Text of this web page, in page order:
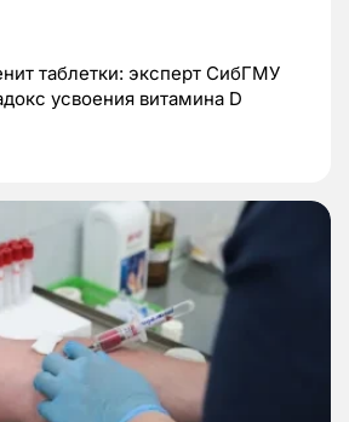
таблетки: эксперт СибГМУ
усвоения витамина D